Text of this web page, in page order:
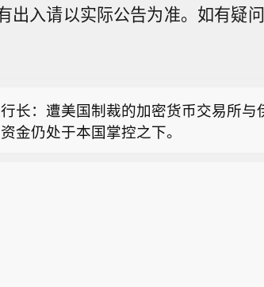
出入请以实际公告为准。如有疑
冲突结束后，乌克兰将获得来自美国
伤。土耳其方面对商船在黑海海域遇
冲突影响外溢正威胁民用航运和地区
长：遭美国制裁的加密货币交易所与
金仍处于本国掌控之下。